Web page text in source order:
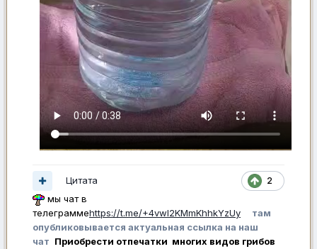
2
Цитата
мы чат в
телеграммеhttps://t.me/+4vwl2KMmKhhkYzUy
там
опубликовывается актуальная ссылка на наш
чат Приобрести отпечатки многих видов грибов